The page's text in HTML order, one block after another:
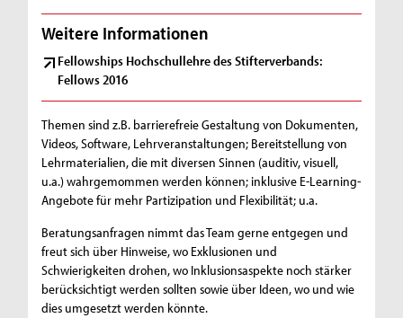
Weitere Informationen
Fellowships Hochschullehre des Stifterverbands:
Fellows 2016
Themen sind z.B. barrierefreie Gestaltung von Dokumenten,
Videos, Software, Lehrveranstaltungen; Bereitstellung von
Lehrmaterialien, die mit diversen Sinnen (auditiv, visuell,
u.a.) wahrgemommen werden können; inklusive E-Learning-
Angebote für mehr Partizipation und Flexibilität; u.a.
Beratungsanfragen nimmt das Team gerne entgegen und
freut sich über Hinweise, wo Exklusionen und
Schwierigkeiten drohen, wo Inklusionsaspekte noch stärker
berücksichtigt werden sollten sowie über Ideen, wo und wie
dies umgesetzt werden könnte.